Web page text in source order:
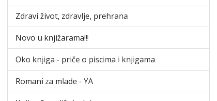
Zdravi život, zdravlje, prehrana
Novo u knjižarama!!!
Oko knjiga - priče o piscima i knjigama
Romani za mlade - YA